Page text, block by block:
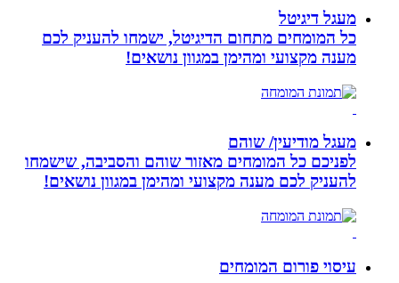
מעגל דיגיטל
כל המומחים מתחום הדיגיטל, ישמחו להעניק לכם
מענה מקצועי ומהימן במגוון נושאים!
מעגל מודיעין/ שוהם
לפניכם כל המומחים מאזור שוהם והסביבה, שישמחו
להעניק לכם מענה מקצועי ומהימן במגוון נושאים!
עיסוי פורום המומחים